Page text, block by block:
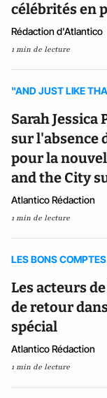
célébrités en
Rédaction d'Atlantico
1 min de lecture
"AND JUST LIKE
Sarah Jessica
sur l'absence
pour la
and the City
Atlantico Rédaction
1 min de lecture
LES BONS
Les acteurs
de retour
spécial
Atlantico Rédaction
1 min de lecture